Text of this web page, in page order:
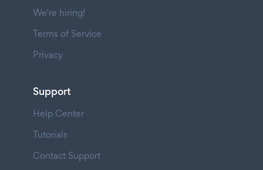
We're hiring!
Terms of Service
Privacy
Support
Help Center
Tutorials
Contact Support